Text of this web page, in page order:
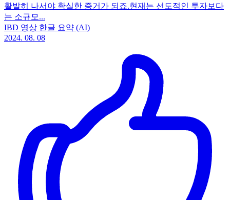
활발히 나서야 확실한 증거가 되죠.현재는 선도적인 투자보다
는 소규모...
IBD 영상 한글 요약 (AI)
2024. 08. 08